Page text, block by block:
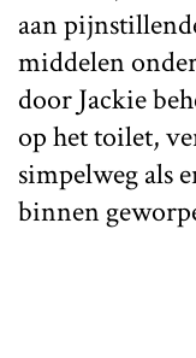
aan
middelen
door Jackie
op het toilet,
simpelweg als
binnen